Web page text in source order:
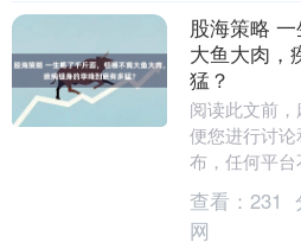
股海策略
大鱼大肉，
猛？
阅读此文前，
便您进行讨
布，任何平
世，该醉就
多？让我们静
查看： 231
网